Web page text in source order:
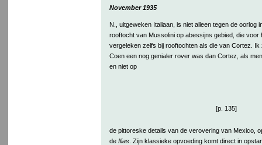
November 1935
N., uitgeweken Italiaan, is niet alleen tegen de oorlog
rooftocht van Mussolini op abessijns gebied, die voor
vergeleken zelfs bij rooftochten als die van Cortez.
Coen een nog genialer rover was dan Cortez, als
en niet op
[p. 135]
de pittoreske details van de verovering van Mexico,
de Ilias. Zijn klassieke opvoeding komt direct in